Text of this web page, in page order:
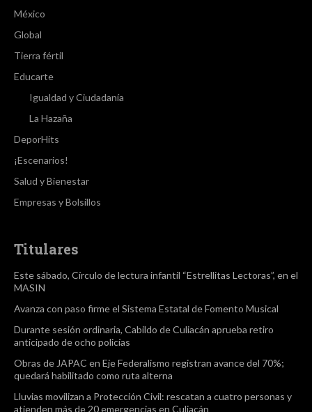
México
Global
Tierra fértil
Educarte
Igualdad y Ciudadanía
La Hazaña
DeporHits
¡Escenarios!
Salud y Bienestar
Empresas y Bolsillos
Titulares
Este sábado, Círculo de lectura infantil “Estrellitas Lectoras”, en el
MASIN
Avanza con paso firme el Sistema Estatal de Fomento Musical
Durante sesión ordinaria, Cabildo de Culiacán aprueba retiro
anticipado de ocho policías
Obras de JAPAC en Eje Federalismo registran avance del 70%;
quedará habilitado como ruta alterna
Lluvias movilizan a Protección Civil: rescatan a cuatro personas y
atienden más de 20 emergencias en Culiacán